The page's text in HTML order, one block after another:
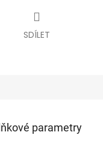
SDÍLET
parametry